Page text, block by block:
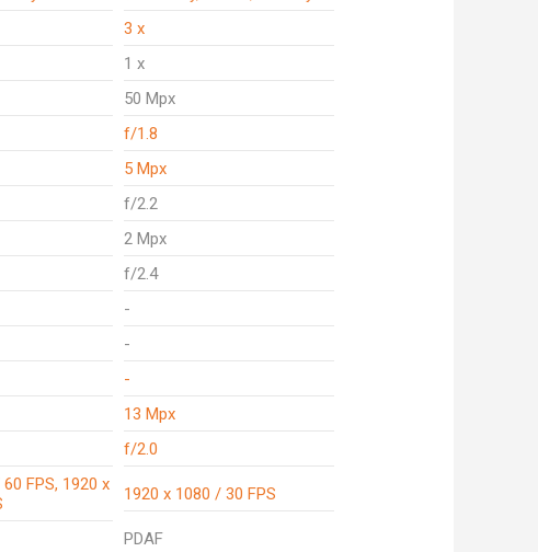
3 x
1 x
50 Mpx
f/1.8
5 Mpx
f/2.2
2 Mpx
f/2.4
-
-
-
13 Mpx
f/2.0
FPS, 1920 x
1920 x 1080 / 30 FPS
PDAF